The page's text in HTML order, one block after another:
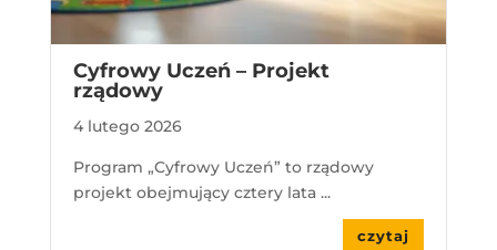
Cyfrowy Uczeń – Projekt
rządowy
4 lutego 2026
Program „Cyfrowy Uczeń” to rządowy
projekt obejmujący cztery lata ...
czytaj